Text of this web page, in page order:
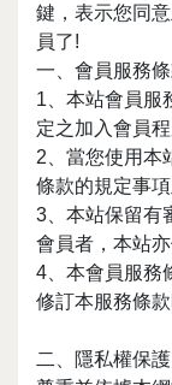
鍵，表示您同
員了!
一、會員服務
1、本站會員服
定之加入會員
2、當您使用本
條款的規定事
3、本站保留有
會員者，本站
4、本會員服務
修訂本服務條
二、隱私權保護